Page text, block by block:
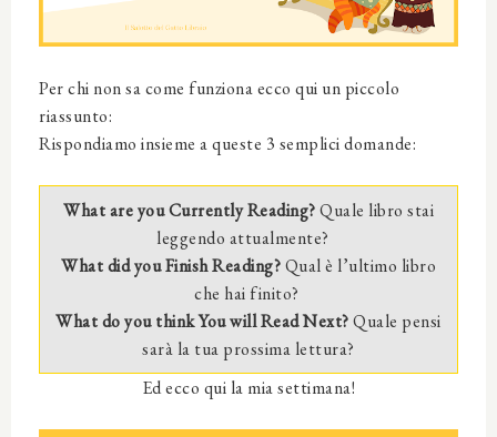
Per chi non sa come funziona ecco qui un piccolo
riassunto:
Rispondiamo insieme a queste 3 semplici domande:
What are you Currently Reading?Quale libro stai
leggendo attualmente?
What did you Finish Reading?Qual è l’ultimo libro
che hai finito?
What do you think You will Read Next?Quale pensi
sarà la tua prossima lettura?
Ed ecco qui la mia settimana!